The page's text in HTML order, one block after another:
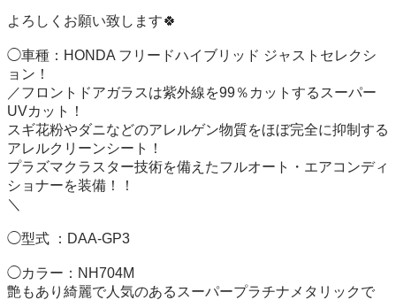
よろしくお願い致します🍀
◯車種：HONDA フリードハイブリッド ジャストセレクシ
ョン！
／フロントドアガラスは紫外線を99％カットするスーパー
UVカット！
スギ花粉やダニなどのアレルゲン物質をほぼ完全に抑制する
アレルクリーンシート！
プラズマクラスター技術を備えたフルオート・エアコンディ
ショナーを装備！！
＼
◯型式 ：DAA-GP3
◯カラー：NH704M
艶もあり綺麗で人気のあるスーパープラチナメタリックで